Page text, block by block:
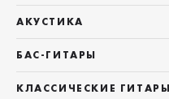
Telecaster
Les Paul
АКУСТИКА
Фолки (ОМ, 000, 00)
БАС-ГИТАРЫ
КЛАССИЧЕСКИЕ ГИТАРЫ